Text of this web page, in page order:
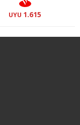
UYU 1.615